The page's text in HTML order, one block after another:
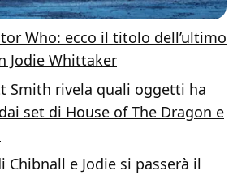
Who: ecco il titolo dell’ultimo
Jodie Whittaker
Smith rivela quali oggetti ha
set di House of The Dragon e
Chibnall e Jodie si passerà il